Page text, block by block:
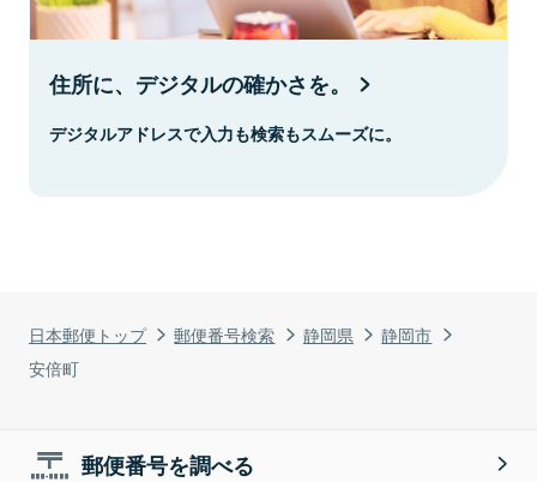
日本郵便トップ 郵便番号検索 静岡県
静岡市
安倍町
住所に、デジタルの確かさを。
デジタルアドレスで入力も検索もスムーズに。
郵便番号を調べる